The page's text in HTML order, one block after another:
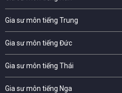
Gia sư môn tiếng Trung
Gia sư môn tiếng Đức
Gia sư môn tiếng Thái
Gia sư môn tiếng Nga